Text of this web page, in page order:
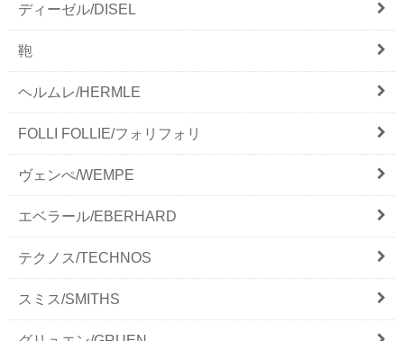
ディーゼル/DISEL
鞄
ヘルムレ/HERMLE
FOLLI FOLLIE/フォリフォリ
ヴェンぺ/WEMPE
エベラール/EBERHARD
テクノス/TECHNOS
スミス/SMITHS